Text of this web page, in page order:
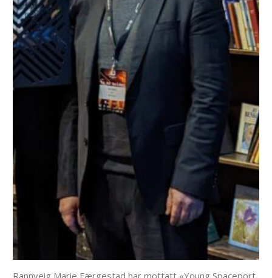
Rannveig Marie Færgestad har mottatt «Young Spaceport